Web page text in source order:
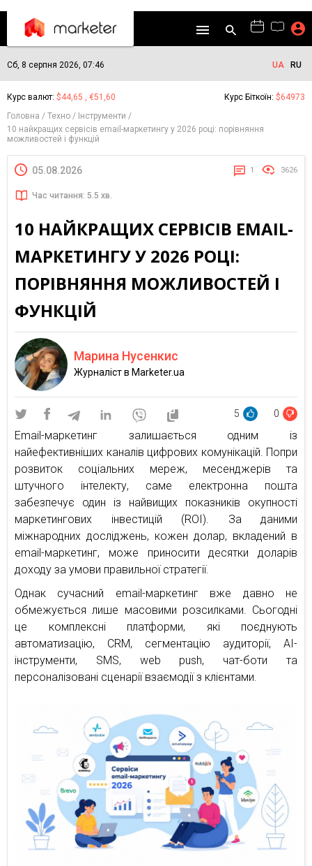
Сб, 8 серпня 2026, 07:46 UA RU
Курс валют: $44,65 , €51,60 Курс Біткоїн: $64973
Головна
Техно
Інструменти
10 найкращих сервісів email-маркетингу у 2026 році: порівняння
можливостей і функцій
05.08.2026 1 3626
Час читання: 5.5 хв.
10 НАЙКРАЩИХ СЕРВІСІВ EMAIL-
МАРКЕТИНГУ У 2026 РОЦІ:
ПОРІВНЯННЯ МОЖЛИВОСТЕЙ І
ФУНКЦІЙ
Марина Нусенкис
Журналіст в Marketer.ua
5 0
Email-маркетинг залишається одним із
найефективніших каналів цифрових комунікацій. Попри
розвиток соціальних мереж, месенджерів та
штучного інтелекту, саме електронна пошта
забезпечує один із найвищих показників окупності
маркетингових інвестицій (ROI). За даними
міжнародних досліджень, кожен долар, вкладений в
email-маркетинг, може приносити десятки доларів
доходу за умови правильної стратегії.
Однак сучасний email-маркетинг вже давно не
обмежується лише масовими розсилками. Сьогодні
це комплексні платформи, які поєднують
автоматизацію, CRM, сегментацію аудиторії, AI-
інструменти, SMS, web push, чат-боти та
персоналізовані сценарії взаємодії з клієнтами.